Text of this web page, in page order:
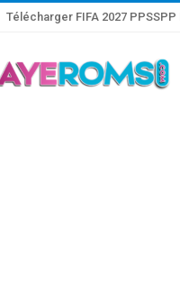
Télécharger FIFA 2027